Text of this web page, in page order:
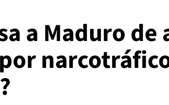
a Maduro de